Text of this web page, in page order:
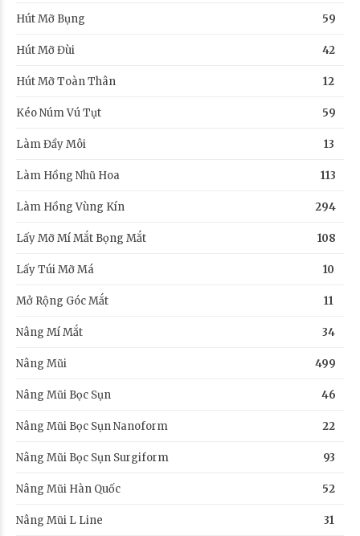
Hút Mỡ Bụng 59
Hút Mỡ Đùi 42
Hút Mỡ Toàn Thân 12
Kéo Núm Vú Tụt 59
Làm Đầy Môi 13
Làm Hồng Nhũ Hoa 113
Làm Hồng Vùng Kín 294
Lấy Mỡ Mí Mắt Bọng Mắt 108
Lấy Túi Mỡ Má 10
Mở Rộng Góc Mắt 11
Nâng Mí Mắt 34
Nâng Mũi 499
Nâng Mũi Bọc Sụn 46
Nâng Mũi Bọc Sụn Nanoform 22
Nâng Mũi Bọc Sụn Surgiform 93
Nâng Mũi Hàn Quốc 52
Nâng Mũi L Line 31